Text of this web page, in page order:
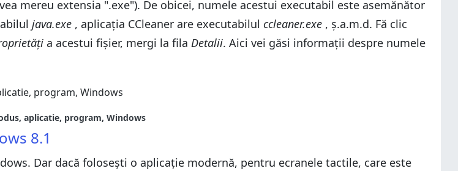
mereu extensia ".exe"). De obicei, numele acestui executabil este asemănător
java.exe , aplicația CCleaner are executabilul ccleaner.exe , ș.a.m.d. Fă clic
a acestui fișier, mergi la fila Detalii. Aici vei găsi informații despre numele
aplicatie, program, Windows
8.1
Dar dacă folosești o aplicație modernă, pentru ecranele tactile, care este